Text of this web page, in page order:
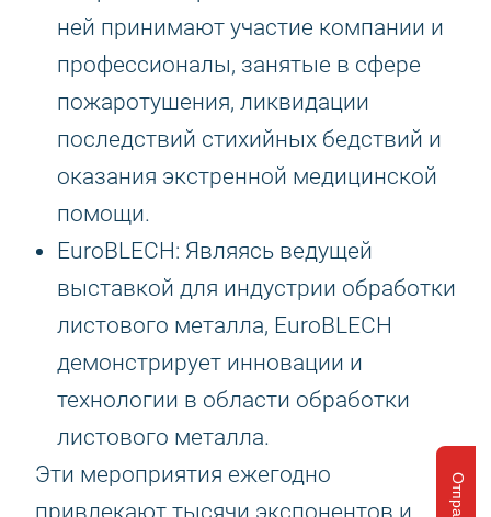
ней принимают участие компании и
профессионалы, занятые в сфере
пожаротушения, ликвидации
последствий стихийных бедствий и
оказания экстренной медицинской
помощи.
EuroBLECH: Являясь ведущей
выставкой для индустрии обработки
листового металла, EuroBLECH
демонстрирует инновации и
технологии в области обработки
листового металла.
Эти мероприятия ежегодно
привлекают тысячи экспонентов и